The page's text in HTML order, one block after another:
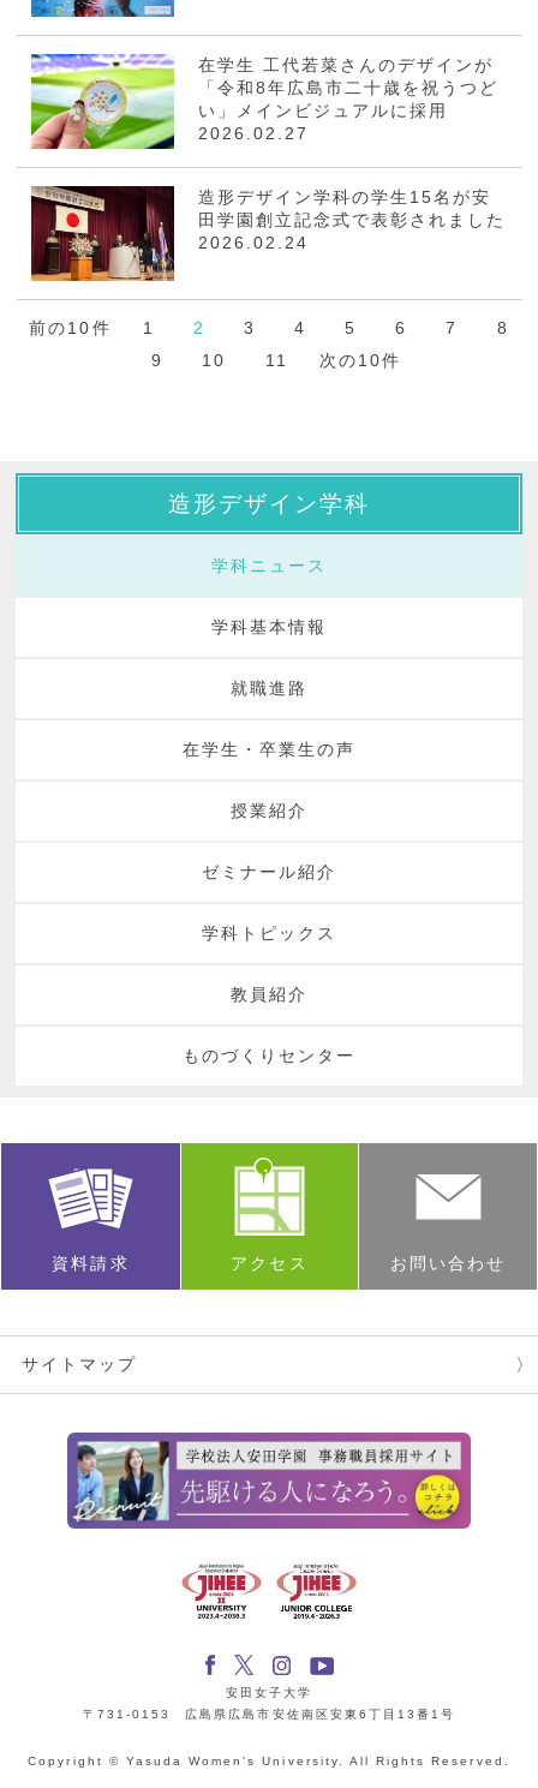
在学生 工代若菜さんのデザインが
「令和8年広島市二十歳を祝うつど
い」メインビジュアルに採用
2026.02.27
造形デザイン学科の学生15名が安
田学園創立記念式で表彰されました
2026.02.24
前の10件 1 2 3 4 5 6 7
8
9
10 11 次の10件
造形デザイン学科
学科ニュース
学科基本情報
就職進路
在学生・卒業生の声
授業紹介
ゼミナール紹介
学科トピックス
教員紹介
ものづくりセンター
資料請求 アクセス お問い合わせ
サイトマップ
安田女子大学
〒731-0153 広島県広島市安佐南区安東6丁目13番1号
Copyright © Yasuda Women's University. All Rights Reserved.